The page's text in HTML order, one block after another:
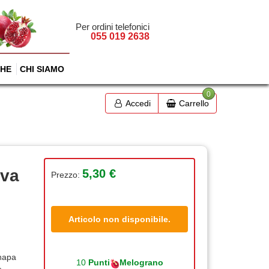
Per ordini telefonici
055 019 2638
CHI SIAMO
Accedi
0
Carrello
Prezzo: 5,30 €
Articolo non disponibile.
10 Punti Melograno